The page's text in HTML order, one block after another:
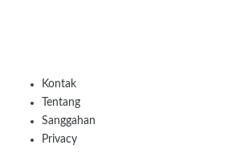
Kontak
Tentang
Sanggahan
Privacy